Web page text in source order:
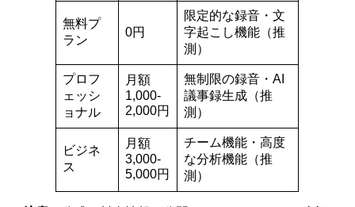
無料プ
ラン
0円
限定的な録音・文
字起こし機能（推
測）
プロフ
ェッシ
ョナル
月額
1,000-
2,000円
無制限の録音・AI
議事録生成（推
測）
ビジネ
ス
月額
3,000-
5,000円
チーム機能・高度
な分析機能（推
測）